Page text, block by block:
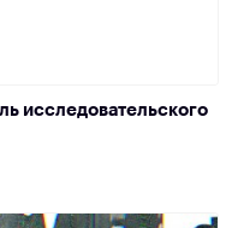
исследовательского